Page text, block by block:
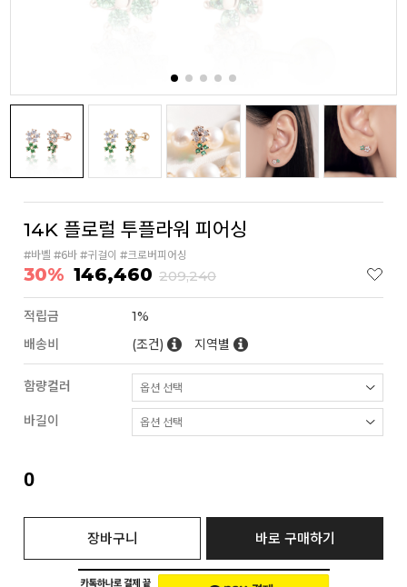
14K 플로럴 투플라워 피어싱
#바벨 #6바 #귀걸이 #크로버피어싱
30% 146,460 209,240
적립금
1%
배송비
(조건) 지역별
함량컬러
바길이
0
장바구니 바로 구매하기